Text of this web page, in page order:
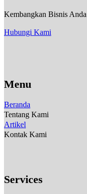
Kembangkan Bisnis
Hubungi Kami
Menu
Beranda
Tentang Kami
Artikel
Kontak Kami
Services